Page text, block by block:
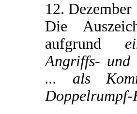
12. Dezember
Die
aufgrund
Angriffs- und
... als
Doppelrumpf-